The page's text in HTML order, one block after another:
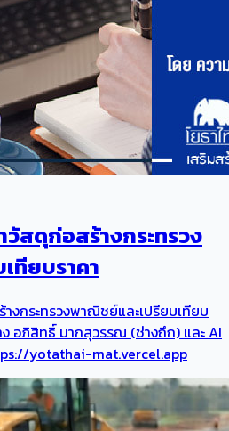
สดุก่อสร้างกระทรวง
ทียบราคา
งกระทรวงพาณิชย์และเปรียบเทียบ
ง อภิสิทธิ์ มากสุวรรณ (ช่างถึก) และ AI
yotathai-mat.vercel.app